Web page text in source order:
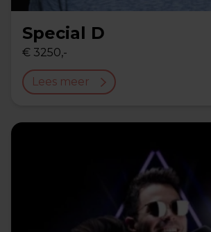
Special D
€ 3250,-
Lees meer